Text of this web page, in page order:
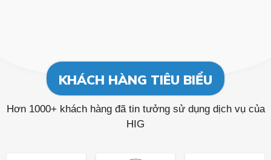
KHÁCH HÀNG TIÊU BIỂU
Hơn 1000+ khách hàng đã tin tưởng sử dụng dịch vụ của
HIG